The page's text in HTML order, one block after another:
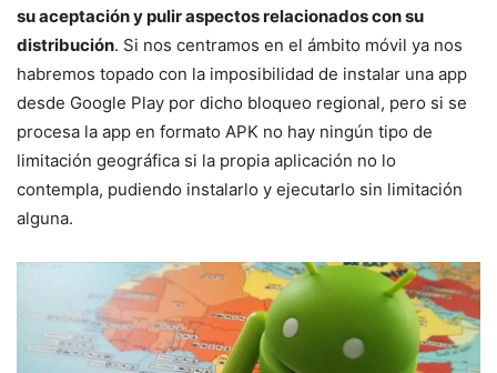
su aceptación y pulir aspectos relacionados con su
distribución. Si nos centramos en el ámbito móvil ya nos
habremos topado con la imposibilidad de instalar una app
desde Google Play por dicho bloqueo regional, pero si se
procesa la app en formato APK no hay ningún tipo de
limitación geográfica si la propia aplicación no lo
contempla, pudiendo instalarlo y ejecutarlo sin limitación
alguna.